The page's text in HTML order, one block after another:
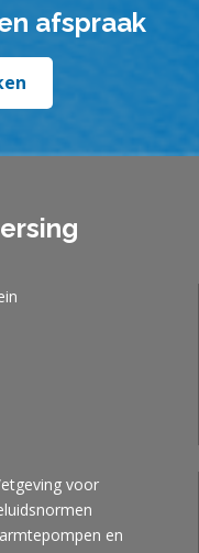
afspraak
voor
en